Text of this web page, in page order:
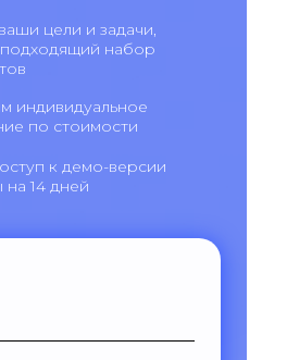
цели и задачи,
набор
индивидуальное
по стоимости
к демо-версии
14 дней